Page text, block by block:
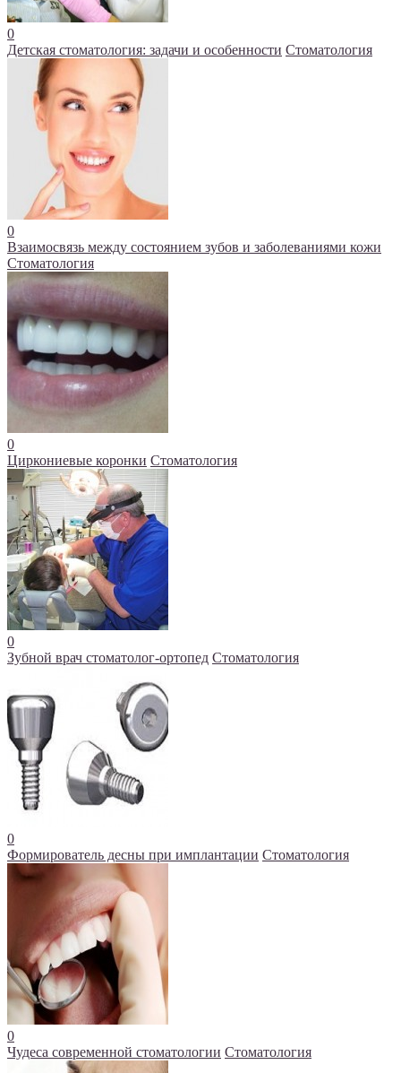
0
Детская стоматология: задачи и особенности Стоматология
0
Взаимосвязь между состоянием зубов и заболеваниями кожи
Стоматология
0
Циркониевые коронки Стоматология
0
Зубной врач стоматолог-ортопед Стоматология
0
Формирователь десны при имплантации Стоматология
0
Чудеса современной стоматологии Стоматология